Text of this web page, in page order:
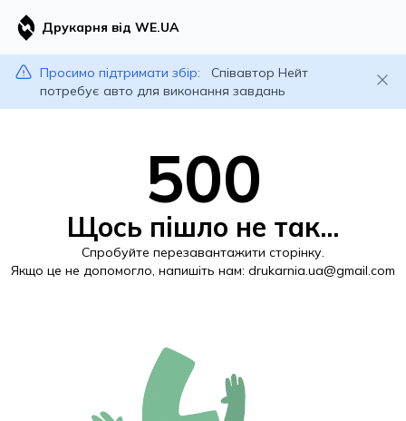
Друкарня від WE.UA
Просимо підтримати збір:
Співавтор Нейт
потребує авто для виконання завдань
500
Щось пішло не так...
Спробуйте перезавантажити сторінку.
Якщо це не допомогло, напишіть нам: drukarnia.ua@gmail.com